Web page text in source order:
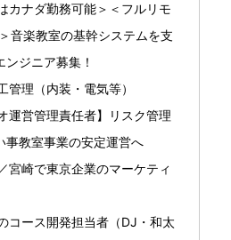
カナダ勤務可能＞＜フルリモ
音楽教室の基幹システムを支
ジニア募集！
管理（内装・電気等）
運営管理責任者】リスク管理
事教室事業の安定運営へ
宮崎で東京企業のマーケティ
コース開発担当者（DJ・和太